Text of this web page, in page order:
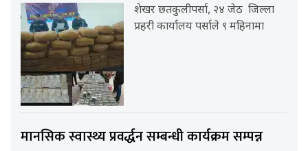
शेखर छतकुलीपर्सा, २४ जेठ जिल्ला
प्रहरी कार्यालय पर्साले ९ महिनामा
मानसिक स्वास्थ्य प्रवर्द्धन सम्बन्धी कार्यक्रम सम्पन्न